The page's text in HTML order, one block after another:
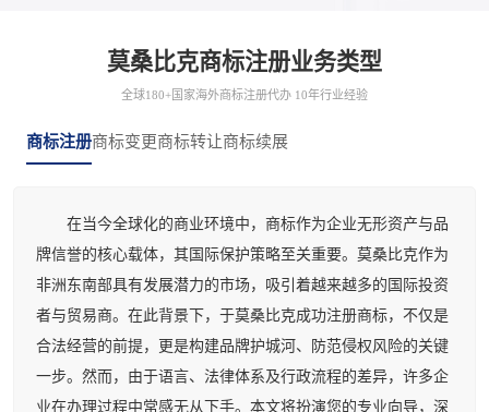
莫桑比克商标注册业务类型
全球180+国家海外商标注册代办 10年行业经验
商标注册商标变更商标转让商标续展
在当今全球化的商业环境中，商标作为企业无形资产与品
牌信誉的核心载体，其国际保护策略至关重要。莫桑比克作为
非洲东南部具有发展潜力的市场，吸引着越来越多的国际投资
者与贸易商。在此背景下，于莫桑比克成功注册商标，不仅是
合法经营的前提，更是构建品牌护城河、防范侵权风险的关键
一步。然而，由于语言、法律体系及行政流程的差异，许多企
业在办理过程中常感无从下手。本文将扮演您的专业向导，深